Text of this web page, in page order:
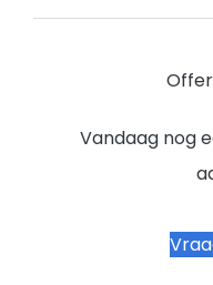
Vandaag nog